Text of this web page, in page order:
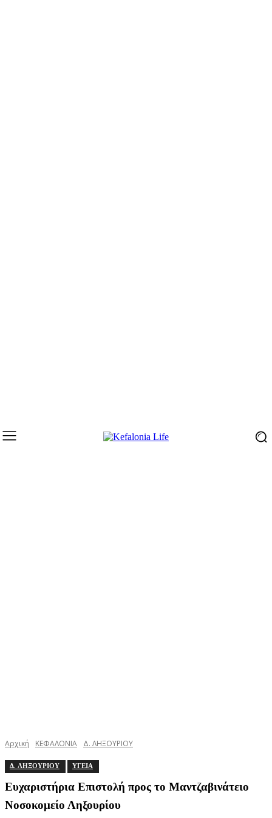
Αρχική ΚΕΦΑΛΟΝΙΑ Δ. ΛΗΞΟΥΡΙΟΥ
Δ. ΛΗΞΟΥΡΙΟΥ ΥΓΕΙΑ
Ευχαριστήρια Επιστολή προς το Μαντζαβινάτειο
Νοσοκομείο Ληξουρίου